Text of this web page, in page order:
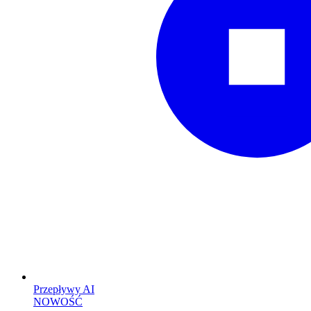
Przepływy AI
NOWOŚĆ